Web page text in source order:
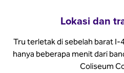
Lokasi dan
Tru terletak di sebelah barat I-
hanya beberapa menit dari
Coliseum